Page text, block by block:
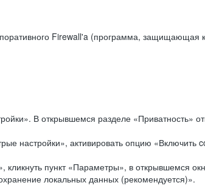
Firewall'a (программа, защищающая
В открывшемся разделе «Приватность»
настройки», активировать опцию «Включить
пункт «Параметры», в открывшемся
локальных данных (рекомендуется)».